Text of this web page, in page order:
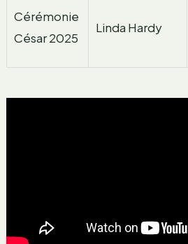
Cérémonie
César 2025
Linda Hardy